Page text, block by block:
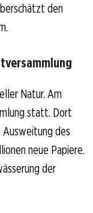
den
Natur. Am
statt. Dort
des
neue Papiere.
der